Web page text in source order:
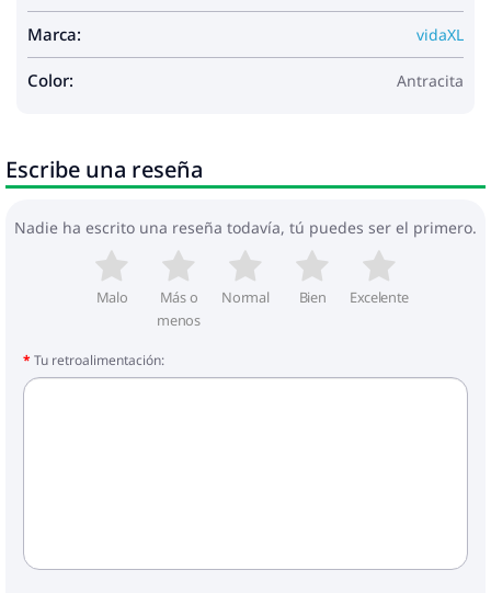
Máximo 110 kg por asiento. Tenga en cuenta el
riesgo de incendios abiertos y otras fuentes de calor
intenso en las proximidades del producto.
Marca: vidaXL
Color: Antracita
Escribe una reseña
Nadie ha escrito una reseña todavía, tú puedes ser el primero.
Malo
Más o
menos
Normal Bien Excelente
Tu retroalimentación: